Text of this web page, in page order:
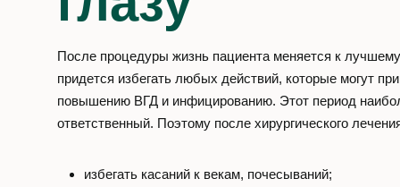
После процедуры жизнь пациента меняется к
придется избегать любых действий, которые могут
повышению ВГД и инфицированию. Этот период
ответственный. Поэтому после хирургического
избегать касаний к векам, почесываний;